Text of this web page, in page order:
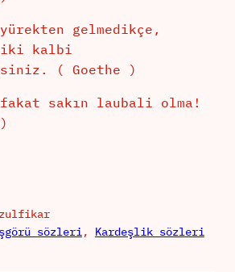
gelmedikçe,
iki kalbi
( Goethe )
sakın laubali olma!
sözleri, Kardeşlik sözleri